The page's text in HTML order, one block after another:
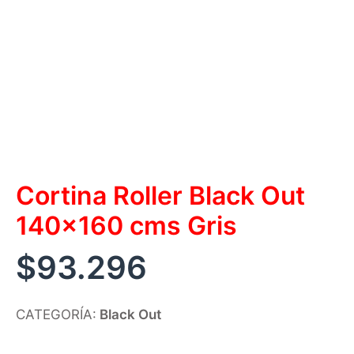
Cortina Roller Black Out
140×160 cms Gris
$93.296
CATEGORÍA: Black Out